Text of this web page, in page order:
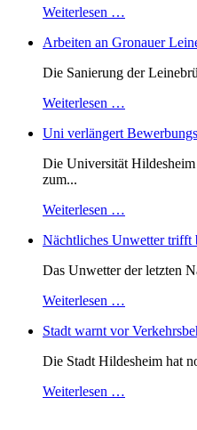
Weiterlesen …
Arbeiten an Gronauer
Die Sanierung der
Weiterlesen …
Uni verlängert
Die Universität
zum...
Weiterlesen …
Nächtliches Unwetter trifft
Das Unwetter der letzten
Weiterlesen …
Stadt warnt vor
Die Stadt Hildesheim hat
Weiterlesen …